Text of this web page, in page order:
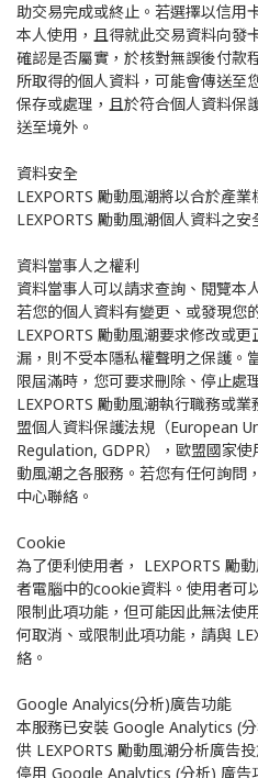
助交易完成或終止。若選擇以信用
本人使用，且得就此交易資料向發
確認是否屬實，於核對無誤後付款
所取得的個人資料，可能會傳送至
保存或處理，且於符合個人資料保
送至境外。
資料安全
LEXPORTS 勵動風潮將以合於產
LEXPORTS 勵動風潮個人資料之安
資料當事人之權利
資料當事人可以請求查詢、閱覽本
若您的個人資料有變更、或發現您
LEXPORTS 勵動風潮要求修改或
漏，則不受本隱私權聲明之保護。
限屆滿時，您可要求刪除、停止處
LEXPORTS 勵動風潮執行職務或
盟個人資料保護法規（European
Regulation, GDPR），歐盟國家使
動風潮之各服務。若您有任何詢問
中心聯絡。
Cookie
為了便利使用者， LEXPORTS 勵
者電腦中的cookie資料。使用者可
限制此項功能，但可能因此無法使
何取消、或限制此項功能，請與
絡。
Google Analyics(分析)廣告功能
本服務已安裝 Google Analytics (
供 LEXPORTS 勵動風潮分析廣告
停用 Google Analytics (分析) 廣